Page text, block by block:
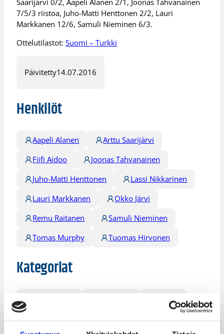
Saarijärvi 0/2, Aapeli Alanen 2/1, Joonas Tahvanainen
7/5/3 riistoa, Juho-Matti Henttonen 2/2, Lauri
Markkanen 12/6, Samuli Nieminen 6/3.
Ottelutilastot:Suomi – Turkki
Päivitetty14.07.2016
Henkilöt
Aapeli Alanen
Arttu Saarijärvi
Fiifi Aidoo
Joonas Tahvanainen
Juho-Matti Henttonen
Lassi Nikkarinen
Lauri Markkanen
Okko Järvi
Remu Raitanen
Samuli Nieminen
Tomas Murphy
Tuomas Hirvonen
Kategoriat
MU20